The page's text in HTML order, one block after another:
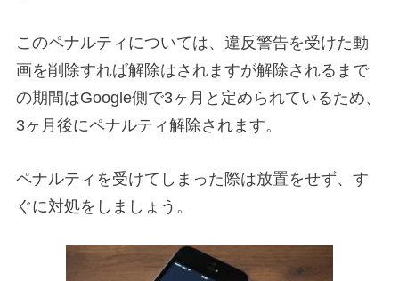
このペナルティについては、違反警告を受けた動
画を削除すれば解除はされますが解除されるまで
の期間はGoogle側で3ヶ月と定められているため、
3ヶ月後にペナルティ解除されます。
ペナルティを受けてしまった際は放置をせず、す
ぐに対処をしましょう。